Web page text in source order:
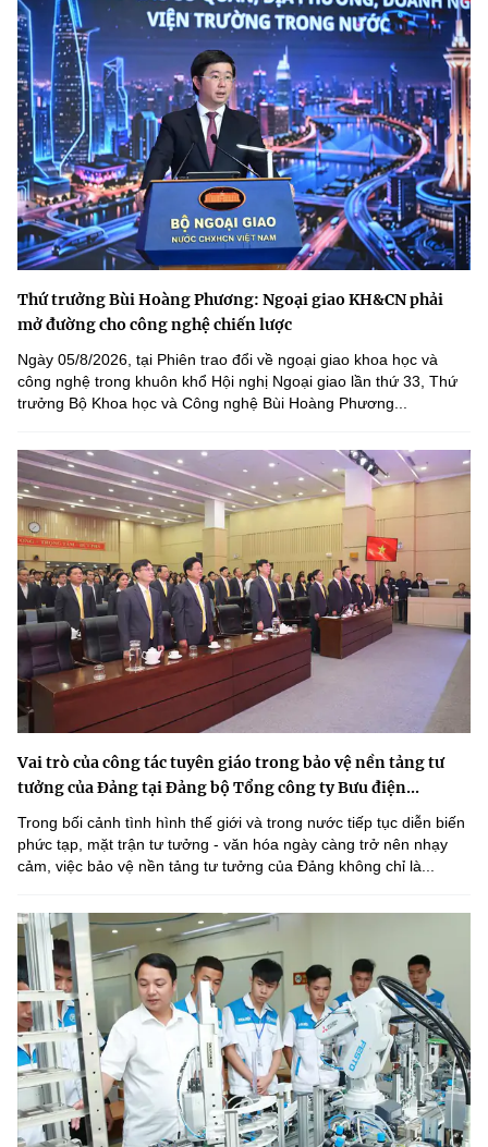
Thứ trưởng Bùi Hoàng Phương: Ngoại giao KH&CN phải
mở đường cho công nghệ chiến lược
Ngày 05/8/2026, tại Phiên trao đổi về ngoại giao khoa học và
công nghệ trong khuôn khổ Hội nghị Ngoại giao lần thứ 33, Thứ
trưởng Bộ Khoa học và Công nghệ Bùi Hoàng Phương...
Vai trò của công tác tuyên giáo trong bảo vệ nền tảng tư
tưởng của Đảng tại Đảng bộ Tổng công ty Bưu điện...
Trong bối cảnh tình hình thế giới và trong nước tiếp tục diễn biến
phức tạp, mặt trận tư tưởng - văn hóa ngày càng trở nên nhạy
cảm, việc bảo vệ nền tảng tư tưởng của Đảng không chỉ là...